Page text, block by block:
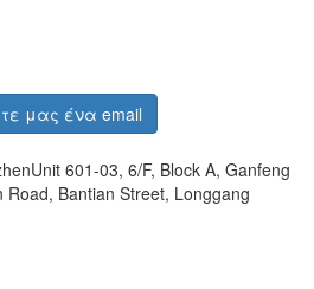
μας ένα email
601-03, 6/F, Block A, Ganfeng
Road, Bantian Street, Longgang